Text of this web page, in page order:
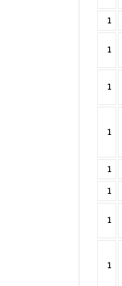
1
1
1
1
1
1
1
1